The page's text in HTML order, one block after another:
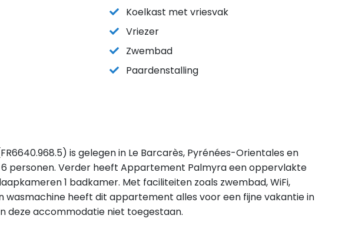
Koelkast met vriesvak
Vriezer
Zwembad
Paardenstalling
is gelegen in Le Barcarès, Pyrénées-Orientales en
personen. Verder heeft Appartement Palmyra een oppervlakte
1 badkamer. Met faciliteiten zoals zwembad, WiFi,
wasmachine heeft dit appartement alles voor een fijne vakantie in
deze accommodatie niet toegestaan.